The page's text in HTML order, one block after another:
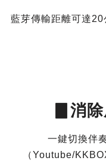
藍芽傳輸距離可達
▊消
一鍵切換伴
（Youtube/